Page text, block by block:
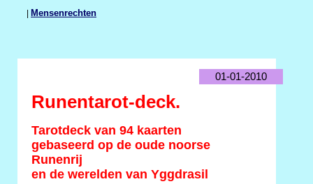
| Mensenrechten
01-01-2010
Runentarot-deck.
Tarotdeck van 94 kaarten
gebaseerd op de oude noorse
Runenrij
en de werelden van Yggdrasil